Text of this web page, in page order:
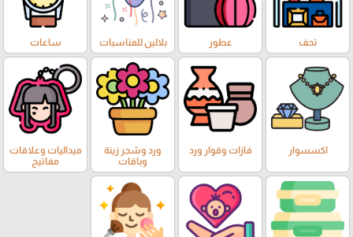
تحف عطور بلالين للمناسبات ساعات
اكسسوار فازات وقوار ورد
ورد وشجر زينة
وباقات
ميداليات وعلاقات
مفاتيح